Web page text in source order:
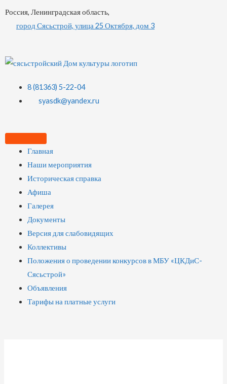
Россия, Ленинградская область,
город Сясьстрой, улица 25 Октября, дом 3
8 (81363) 5-22-04
syasdk@yandex.ru
Главная
Наши мероприятия
Историческая справка
Афиша
Галерея
Документы
Версия для слабовидящих
Коллективы
Положения о проведении конкурсов в МБУ «ЦКДиС-
Сясьстрой»
Объявления
Тарифы на платные услуги